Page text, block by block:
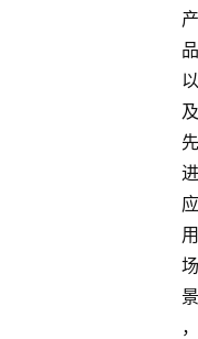
产
品
以
及
先
进
应
用
场
景
，